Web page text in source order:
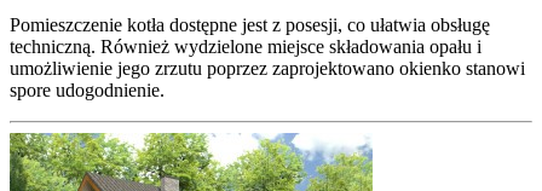
Pomieszczenie kotła dostępne jest z posesji, co ułatwia obsługę
techniczną. Również wydzielone miejsce składowania opału i
umożliwienie jego zrzutu poprzez zaprojektowano okienko stanowi
spore udogodnienie.